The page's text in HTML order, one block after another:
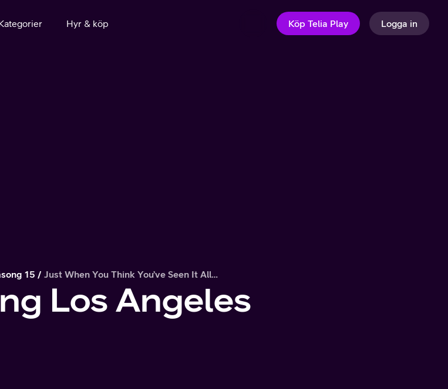
Hyr & köp Köp Telia Play Logga in
15 Just When You Think You’ve Seen It All…
Los Angeles